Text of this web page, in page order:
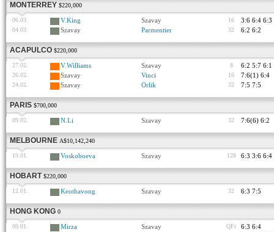
MONTERREY $220,000
06.03. V.King Szavay 16 3:6 6:4 6:3
04.03. Szavay Parmentier 32 6:2 6:2
ACAPULCO $220,000
27.02. V.Williams Szavay 8 6:2 5:7 6:1
26.02. Szavay Vinci 16 7:6(1) 6:4
24.02. Szavay Orlik 32 7:5 7:5
PARIS $700,000
09.02. N.Li Szavay 32 7:6(6) 6:2
MELBOURNE A$10,142,240
19.01. Voskoboeva Szavay 128 6:3 3:6 6:4
HOBART $220,000
12.01. Keothavong Szavay 32 6:3 7:5
HONG KONG 0
09.01. Mirza Szavay QFi 6:3 6:4